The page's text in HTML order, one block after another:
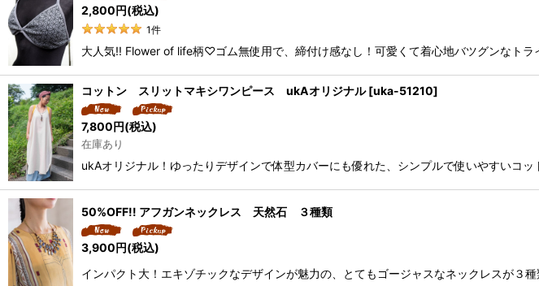
2,800円(税込)
1件
大人気!! Flower of life柄♡ゴム無使用で、締付け感なし！可愛くて着心地バツグンなト
コットン スリットマキシワンピース ukAオリジナル [uka-51210]
7,800円(税込)
在庫あり
ukAオリジナル！ゆったりデザインで体型カバーにも優れた、シンプルで使いやすいコ
50%OFF!! アフガンネックレス 天然石 ３種類
3,900円(税込)
インパクト大！エキゾチックなデザインが魅力の、とてもゴージャスなネックレスが